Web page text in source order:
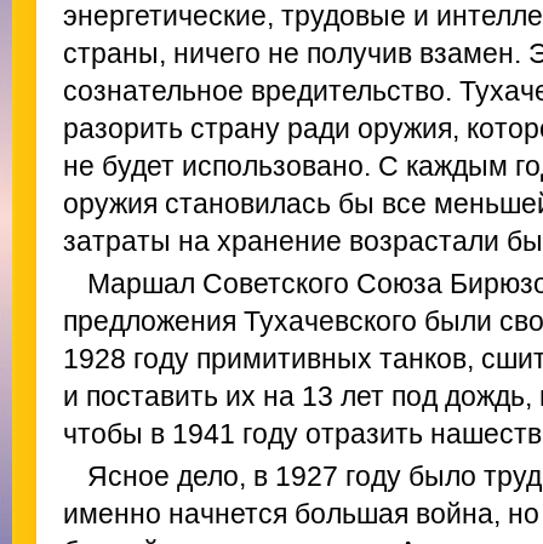
энергетические, трудовые и
страны, ничего не получив взамен.
сознательное вредительство.
разорить страну ради оружия,
не будет использовано. С каждым
оружия становилась бы все
затраты на хранение возрастали
Маршал Советского Союза
предложения Тухачевского были
1928 году примитивных танков,
и поставить их на 13 лет под
чтобы в 1941 году отразить
Ясное дело, в 1927 году было
именно начнется большая война,